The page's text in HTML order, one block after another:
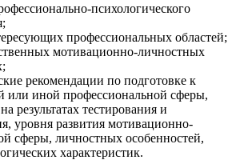
психологического
профессиональных областей;
мотивационно-личностных
рекомендации по подготовке к
или иной профессиональной сферы,
результатах тестирования и
уровня развития мотивационно-
сферы, личностных особенностей,
характеристик.